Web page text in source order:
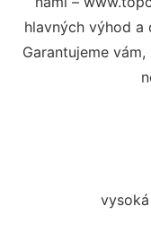
hlavných výhod a
Garantujeme